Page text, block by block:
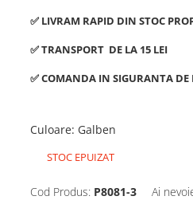
✅ LIVRAM RAPID DIN STOC
✅ TRANSPORT DE LA 15 LEI
✅ COMANDA IN SIGURANTA
Culoare: Galben
STOC EPUIZAT
Cod Produs: P8081-3 Ai